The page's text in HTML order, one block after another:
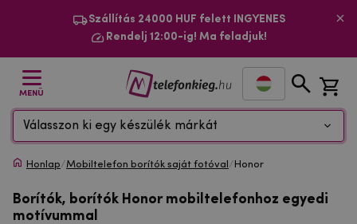
Szállítás 24000 HUF felett INGYENES
Rendelj 12:00-ig! Ma feladjuk!
MENÜ
Válasszon ki egy készülék márkát
Honlap/Mobiltelefon borítók saját fotóval / Honor
Borítók, borítók Honor mobiltelefonhoz egyedi
motívummal